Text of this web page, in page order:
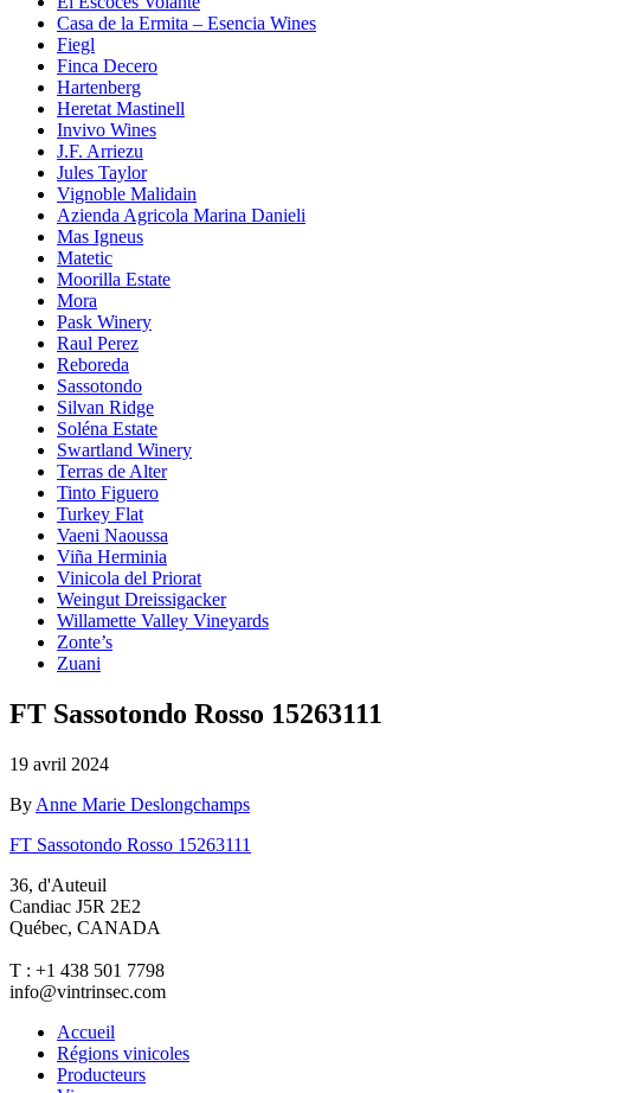
Casa de la Ermita – Esencia Wines
Fiegl
Finca Decero
Hartenberg
Heretat Mastinell
Invivo Wines
J.F. Arriezu
Jules Taylor
Vignoble Malidain
Azienda Agricola Marina Danieli
Mas Igneus
Matetic
Moorilla Estate
Mora
Pask Winery
Raul Perez
Reboreda
Sassotondo
Silvan Ridge
Soléna Estate
Swartland Winery
Terras de Alter
Tinto Figuero
Turkey Flat
Vaeni Naoussa
Viña Herminia
Vinicola del Priorat
Weingut Dreissigacker
Willamette Valley Vineyards
Zonte’s
Zuani
FT Sassotondo Rosso 15263111
19 avril 2024
By Anne Marie Deslongchamps
FT Sassotondo Rosso 15263111
36, d'Auteuil
Candiac J5R 2E2
Québec, CANADA
T : +1 438 501 7798
info@vintrinsec.com
Accueil
Régions vinicoles
Producteurs